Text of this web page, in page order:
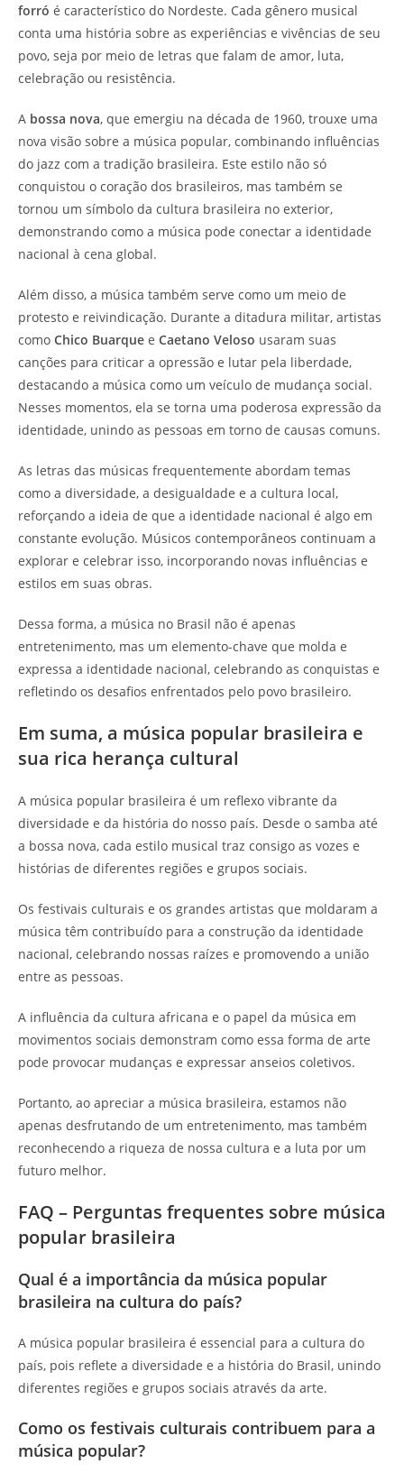
forró é característico do Nordeste. Cada gênero musical
conta uma história sobre as experiências e vivências de seu
povo, seja por meio de letras que falam de amor, luta,
celebração ou resistência.
A bossa nova, que emergiu na década de 1960, trouxe uma
nova visão sobre a música popular, combinando influências
do jazz com a tradição brasileira. Este estilo não só
conquistou o coração dos brasileiros, mas também se
tornou um símbolo da cultura brasileira no exterior,
demonstrando como a música pode conectar a identidade
nacional à cena global.
Além disso, a música também serve como um meio de
protesto e reivindicação. Durante a ditadura militar, artistas
como Chico Buarque e Caetano Veloso usaram suas
canções para criticar a opressão e lutar pela liberdade,
destacando a música como um veículo de mudança social.
Nesses momentos, ela se torna uma poderosa expressão da
identidade, unindo as pessoas em torno de causas comuns.
As letras das músicas frequentemente abordam temas
como a diversidade, a desigualdade e a cultura local,
reforçando a ideia de que a identidade nacional é algo em
constante evolução. Músicos contemporâneos continuam a
explorar e celebrar isso, incorporando novas influências e
estilos em suas obras.
Dessa forma, a música no Brasil não é apenas
entretenimento, mas um elemento-chave que molda e
expressa a identidade nacional, celebrando as conquistas e
refletindo os desafios enfrentados pelo povo brasileiro.
Em suma, a música popular brasileira e
sua rica herança cultural
A música popular brasileira é um reflexo vibrante da
diversidade e da história do nosso país. Desde o samba até
a bossa nova, cada estilo musical traz consigo as vozes e
histórias de diferentes regiões e grupos sociais.
Os festivais culturais e os grandes artistas que moldaram a
música têm contribuído para a construção da identidade
nacional, celebrando nossas raízes e promovendo a união
entre as pessoas.
A influência da cultura africana e o papel da música em
movimentos sociais demonstram como essa forma de arte
pode provocar mudanças e expressar anseios coletivos.
Portanto, ao apreciar a música brasileira, estamos não
apenas desfrutando de um entretenimento, mas também
reconhecendo a riqueza de nossa cultura e a luta por um
futuro melhor.
FAQ – Perguntas frequentes sobre música
popular brasileira
Qual é a importância da música popular
brasileira na cultura do país?
A música popular brasileira é essencial para a cultura do
país, pois reflete a diversidade e a história do Brasil, unindo
diferentes regiões e grupos sociais através da arte.
Como os festivais culturais contribuem para a
música popular?